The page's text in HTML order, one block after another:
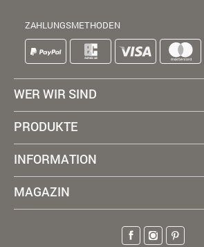
ZAHLUNGSMETHODEN
WER WIR SIND
PRODUKTE
INFORMATION
MAGAZIN